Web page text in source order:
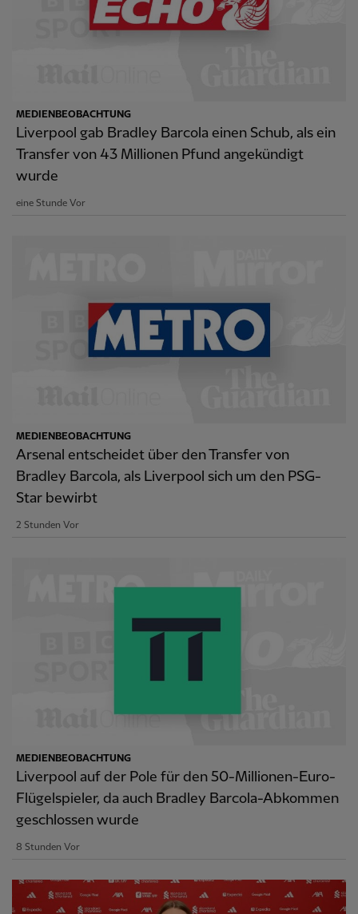
MEDIENBEOBACHTUNG
Liverpool gab Bradley Barcola einen Schub, als ein
Transfer von 43 Millionen Pfund angekündigt
wurde
eine Stunde Vor
MEDIENBEOBACHTUNG
Arsenal entscheidet über den Transfer von
Bradley Barcola, als Liverpool sich um den PSG-
Star bewirbt
2 Stunden Vor
MEDIENBEOBACHTUNG
Liverpool auf der Pole für den 50-Millionen-Euro-
Flügelspieler, da auch Bradley Barcola-Abkommen
geschlossen wurde
8 Stunden Vor